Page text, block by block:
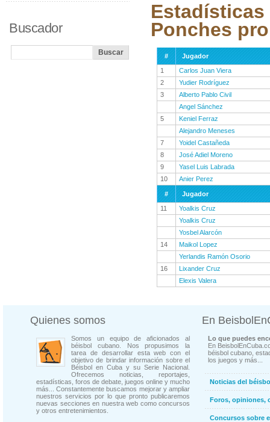
Ponches
#
Jugador
1
Carlos Juan Viera
2
Yudier Rodríguez
3
Alberto Pablo Civil
Angel Sánchez
5
Keniel Ferraz
Alejandro Meneses
7
Yoidel Castañeda
8
José Adiel Moreno
9
Yasel Luis Labrada
10
Anier Perez
#
Jugador
11
Yoalkis Cruz
Yoalkis Cruz
Yosbel Alarcón
14
Maikol Lopez
Yerlandis Ramón Osorio
16
Lixander Cruz
Elexis Valera
Buscador
Quienes somos
Somos un equipo de aficionados al
béisbol cubano. Nos propusimos la
tarea de desarrollar esta web con el
objetivo de brindar información sobre el
Béisbol en Cuba y su Serie Nacional.
Ofrecemos noticias, reportajes,
estadísticas, foros de debate, juegos online y mucho
más... Constantemente buscamos mejorar y ampliar
nuestros servicios por lo que pronto publicaremos
nuevas secciones en nuestra web como concursos
y otros entretenimientos.
En
Lo que puedes
En
béisbol cubano,
los juegos y más...
Noticias del
Foros, opiniones,
Concursos sobre